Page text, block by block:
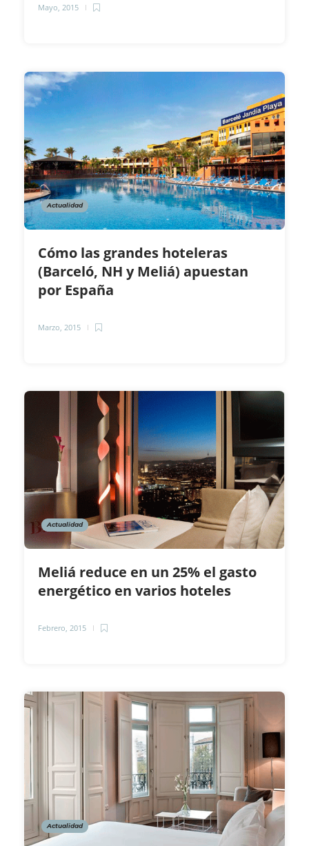
Mayo, 2015
Actualidad
Cómo las grandes hoteleras
(Barceló, NH y Meliá) apuestan
por España
Marzo, 2015
Actualidad
Meliá reduce en un 25% el gasto
energético en varios hoteles
Febrero, 2015
Actualidad